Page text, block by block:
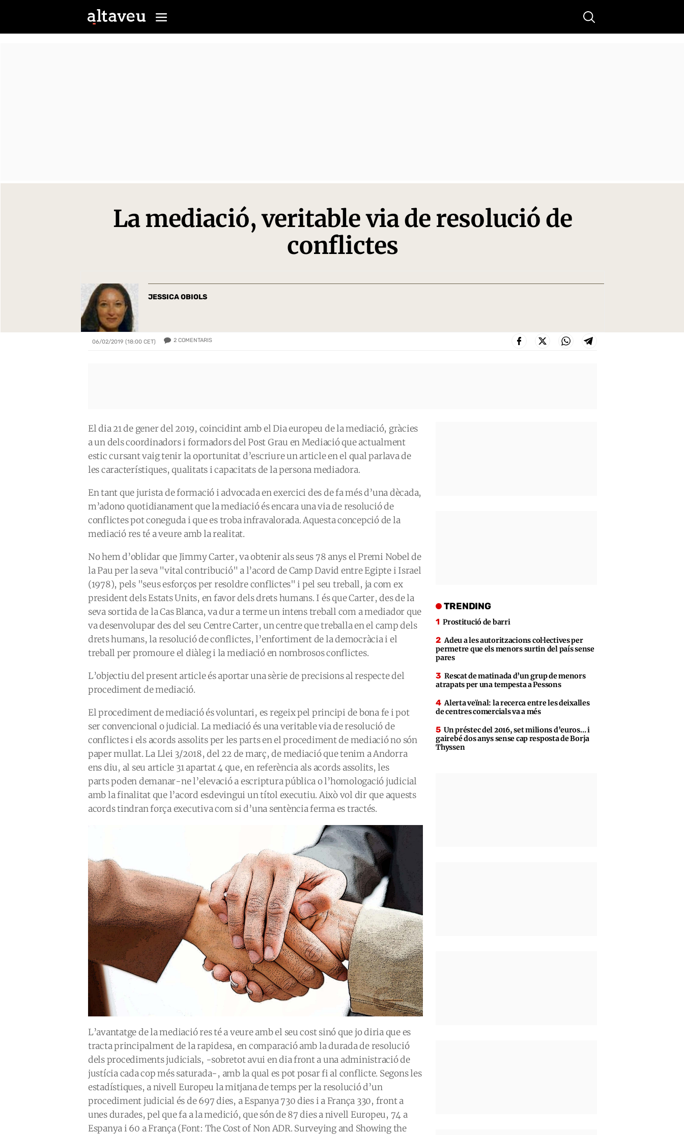
Buscar
La mediació, veritable via de resolució de
conflictes
JESSICA OBIOLS
06/02/2019 (18:00 CET) 2 COMENTARIS
El dia 21 de gener del 2019, coincidint amb el Dia europeu de la mediació, gràcies
a un dels coordinadors i formadors del Post Grau en Mediació que actualment
estic cursant vaig tenir la oportunitat d’escriure un article en el qual parlava de
les característiques, qualitats i capacitats de la persona mediadora.
En tant que jurista de formació i advocada en exercici des de fa més d’una dècada,
m’adono quotidianament que la mediació és encara una via de resolució de
conflictes pot coneguda i que es troba infravalorada. Aquesta concepció de la
mediació res té a veure amb la realitat.
No hem d’oblidar que Jimmy Carter, va obtenir als seus 78 anys el Premi Nobel de
la Pau per la seva "vital contribució" a l’acord de Camp David entre Egipte i Israel
(1978), pels "seus esforços per resoldre conflictes" i pel seu treball, ja com ex
president dels Estats Units, en favor dels drets humans. I és que Carter, des de la
seva sortida de la Cas Blanca, va dur a terme un intens treball com a mediador que
va desenvolupar des del seu Centre Carter, un centre que treballa en el camp dels
drets humans, la resolució de conflictes, l’enfortiment de la democràcia i el
treball per promoure el diàleg i la mediació en nombrosos conflictes.
L’objectiu del present article és aportar una sèrie de precisions al respecte del
procediment de mediació.
El procediment de mediació és voluntari, es regeix pel principi de bona fe i pot
ser convencional o judicial. La mediació és una veritable via de resolució de
conflictes i els acords assolits per les parts en el procediment de mediació no són
paper mullat. La Llei 3/2018, del 22 de març, de mediació que tenim a Andorra
ens diu, al seu article 31 apartat 4 que, en referència als acords assolits, les
parts poden demanar-ne l’elevació a escriptura pública o l’homologació judicial
amb la finalitat que l’acord esdevingui un títol executiu. Això vol dir que aquests
acords tindran força executiva com si d’una sentència ferma es tractés.
L’avantatge de la mediació res té a veure amb el seu cost sinó que jo diria que es
tracta principalment de la rapidesa, en comparació amb la durada de resolució
dels procediments judicials, -sobretot avui en dia front a una administració de
justícia cada cop més saturada-, amb la qual es pot posar fi al conflicte. Segons les
estadístiques, a nivell Europeu la mitjana de temps per la resolució d’un
procediment judicial és de 697 dies, a Espanya 730 dies i a França 330, front a
unes durades, pel que fa a la medició, que són de 87 dies a nivell Europeu, 74 a
Espanya i 60 a França (Font: The Cost of Non ADR. Surveying and Showing the
TRENDING
Prostitució de barri
Adeu a les autoritzacions col·lectives per
permetre que els menors surtin del país sense
pares
Rescat de matinada d’un grup de menors
atrapats per una tempesta a Pessons
Alerta veïnal: la recerca entre les deixalles
de centres comercials va a més
Un préstec del 2016, set milions d’euros… i
gairebé dos anys sense cap resposta de Borja
Thyssen